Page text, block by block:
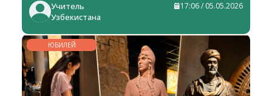
Учитель
Узбекистана
17:06 / 05.05.2026
ЮБИЛЕЙ